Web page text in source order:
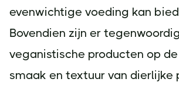
evenwichtige voeding kan
Bovendien zijn er
veganistische producten op
smaak en textuur van dierlijke